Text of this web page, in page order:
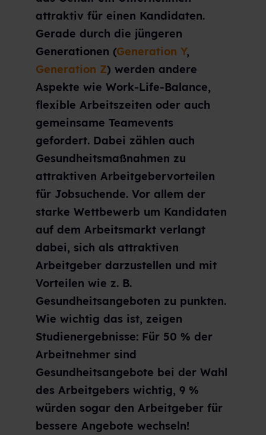
attraktiv für einen Kandidaten.
Gerade durch die jüngeren
Generationen (Generation Y,
Generation Z) werden andere
Aspekte wie Work-Life-Balance,
flexible Arbeitszeiten oder auch
gemeinsame Teamevents
gefordert. Dabei zählen auch
Gesundheitsmaßnahmen zu
attraktiven Arbeitgebervorteilen
für Jobsuchende. Vor allem der
starke Wettbewerb um Kandidaten
auf dem Arbeitsmarkt verlangt
dabei, sich als attraktiven
Arbeitgeber darzustellen und mit
Vorteilen wie z. B.
Gesundheitsangeboten zu punkten.
Wie wichtig das ist, zeigen
Studienergebnisse: Für 50 % der
Arbeitnehmer sind
Gesundheitsangebote bei der Wahl
des Arbeitgebers wichtig, 9 %
würden sogar den Arbeitgeber für
bessere Angebote wechseln!